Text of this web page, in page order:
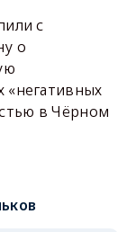
с
о
в Чёрном